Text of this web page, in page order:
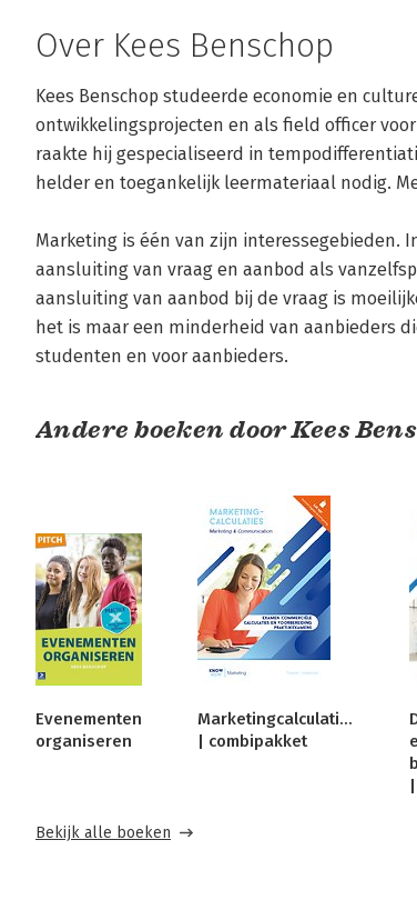
Over Kees Benschop
Kees Benschop studeerde economie en
ontwikkelingsprojecten en als field officer
raakte hij gespecialiseerd in
helder en toegankelijk leermateriaal nodig.
Marketing is één van zijn interessegebieden.
aansluiting van vraag en aanbod als
aansluiting van aanbod bij de vraag is
het is maar een minderheid van aanbieders
studenten en voor aanbieders.
Andere boeken door Kees
Evenementen
organiseren
Marketingcalculaties
| combipakket
Bekijk alle boeken